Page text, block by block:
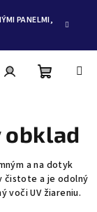
PANELMI,
košík
obklad
a na dotyk
čistote a je odolný
voči UV žiareniu.